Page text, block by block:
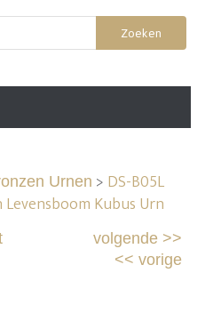
Zoeken
Urnen > DS-B05L
Kubus Urn
volgende>>
<< vorige